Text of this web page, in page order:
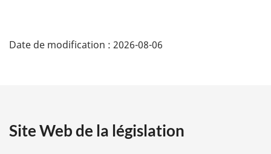
l
é
i
Date de modification : 2026-08-06
Site Web de la législation